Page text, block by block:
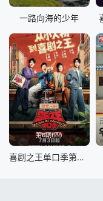
一路向海的少年
第6期(四)
喜剧之王单口季第三季